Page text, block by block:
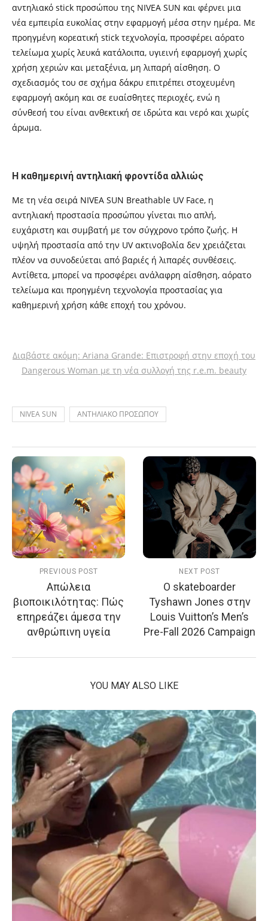
αντηλιακό stick προσώπου της NIVEA SUN και φέρνει μια
νέα εμπειρία ευκολίας στην εφαρμογή μέσα στην ημέρα. Με
προηγμένη κορεατική stick τεχνολογία, προσφέρει αόρατο
τελείωμα χωρίς λευκά κατάλοιπα, υγιεινή εφαρμογή χωρίς
χρήση χεριών και μεταξένια, μη λιπαρή αίσθηση. Ο
σχεδιασμός του σε σχήμα δάκρυ επιτρέπει στοχευμένη
εφαρμογή ακόμη και σε ευαίσθητες περιοχές, ενώ η
σύνθεσή του είναι ανθεκτική σε ιδρώτα και νερό και χωρίς
άρωμα.
Η καθημερινή αντηλιακή φροντίδα αλλιώς
Με τη νέα σειρά NIVEA SUN Breathable UV Face, η
αντηλιακή προστασία προσώπου γίνεται πιο απλή,
ευχάριστη και συμβατή με τον σύγχρονο τρόπο ζωής. Η
υψηλή προστασία από την UV ακτινοβολία δεν χρειάζεται
πλέον να συνοδεύεται από βαριές ή λιπαρές συνθέσεις.
Αντίθετα, μπορεί να προσφέρει ανάλαφρη αίσθηση, αόρατο
τελείωμα και προηγμένη τεχνολογία προστασίας για
καθημερινή χρήση κάθε εποχή του χρόνου.
Διαβάστε ακόμη: Ariana Grande: Επιστροφή στην εποχή του
Dangerous Woman με τη νέα συλλογή της r.e.m. beauty
NIVEA SUN ΑΝΤΗΛΙΑΚΟ ΠΡΟΣΩΠΟΥ
PREVIOUS POST
Απώλεια
βιοποικιλότητας: Πώς
επηρεάζει άμεσα την
ανθρώπινη υγεία
NEXT POST
Ο skateboarder
Tyshawn Jones στην
Louis Vuitton’s Men’s
Pre-Fall 2026 Campaign
YOU MAY ALSO LIKE